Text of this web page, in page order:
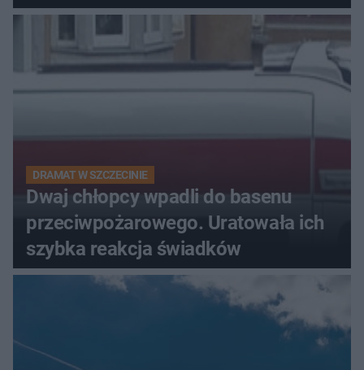
DRAMAT W SZCZECINIE
Dwaj chłopcy wpadli do basenu
przeciwpożarowego. Uratowała ich
szybka reakcja świadków